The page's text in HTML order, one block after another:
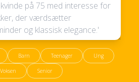
Barn Teenager Ung
Voksen Senior